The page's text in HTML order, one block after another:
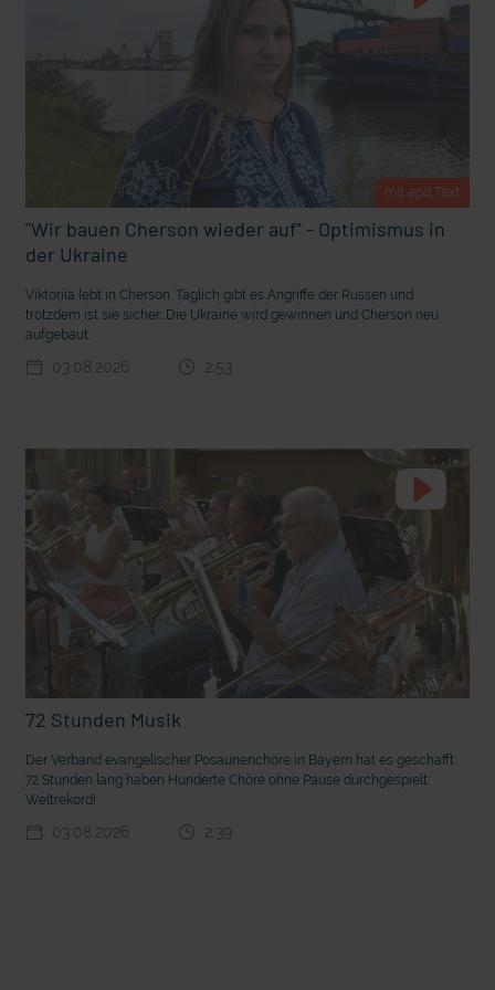
Nachhaltige Geldanlage: Rendite mit gutem Gewissen?
deutsche Sprache? Vorhang auf für Kinderzirkus Giovanni
mit epd Text
"Wir bauen Cherson wieder auf" - Optimismus in
der Ukraine
Viktoriia lebt in Cherson. Täglich gibt es Angriffe der Russen und
trotzdem ist sie sicher: Die Ukraine wird gewinnen und Cherson neu
aufgebaut.
03.08.2026 2:53
72 Stunden Musik
Der Verband evangelischer Posaunenchöre in Bayern hat es geschafft:
72 Stunden lang haben Hunderte Chöre ohne Pause durchgespielt:
Weltrekord!
03.08.2026 2:39